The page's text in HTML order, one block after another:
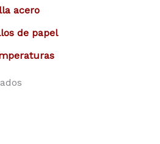
acero
de papel